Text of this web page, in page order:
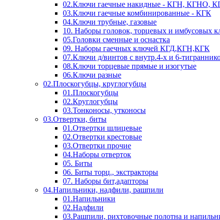
02.Ключи гаечные накидные - КГН, КГНО,
03.Ключи гаечные комбинированные - КГК
04.Ключи трубные, газовые
10. Наборы головок, торцевых и имбусовых
05.Головки сменные и оснастка
09. Наборы гаечных ключей КГД,КГН,КГК
07.Ключи д/винтов с внутр.4-х и 6-
08.Ключи торцевые прямые и изогутые
06.Ключи разные
02.Плоскогубцы, круглогубцы
01.Плоскогубцы
02.Круглогубцы
03.Тонконосы, утконосы
03.Отвертки, биты
01.Отвертки шлицевые
02.Отвертки крестовые
03.Отвертки прочие
04.Наборы отверток
05. Биты
06. Биты торц., экстракторы
07. Наборы бит,адапторы
04.Напильники, надфили, рашпили
01.Напильники
02.Надфили
03.Рашпили, рихтовочные полотна и